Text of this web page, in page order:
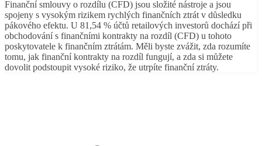
Finanční smlouvy o rozdílu (CFD) jsou složité nástroje a jsou
spojeny s vysokým rizikem rychlých finančních ztrát v důsledku
pákového efektu. U 81,54 % účtů retailových investorů dochází při
obchodování s finančními kontrakty na rozdíl (CFD) u tohoto
poskytovatele k finančním ztrátám. Měli byste zvážit, zda rozumíte
tomu, jak finanční kontrakty na rozdíl fungují, a zda si můžete
dovolit podstoupit vysoké riziko, že utrpíte finanční ztráty.